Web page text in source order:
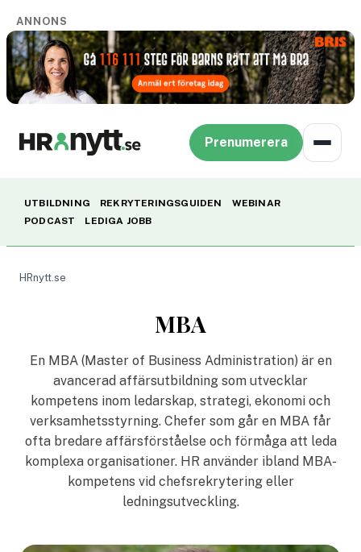
ANNONS
Prenumerera
UTBILDNING REKRYTERINGSGUIDEN
WEBINAR
PODCAST
LEDIGA JOBB
HRnytt.se
MBA
En MBA (Master of Business Administration) är en
avancerad affärsutbildning som utvecklar
kompetens inom ledarskap, strategi, ekonomi och
verksamhetsstyrning. Chefer som går en MBA får
ofta bredare affärsförståelse och förmåga att leda
komplexa organisationer. HR använder ibland MBA-
kompetens vid chefsrekrytering eller
ledningsutveckling.